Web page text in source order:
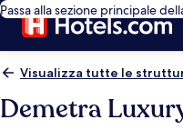
Passa alla sezione principale
Visualizza tutte le
Demetra